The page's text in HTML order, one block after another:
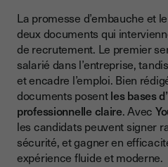
La promesse d’embauche et
deux documents qui
de recrutement. Le premier
salarié dans l’entreprise,
et encadre l’emploi. Bien
documents posentles bases
professionnelle claire. Avec
les candidats peuvent signer
sécurité, et gagner en
expérience fluide et moderne.